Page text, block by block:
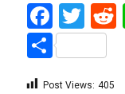
Share
Post Views: 405